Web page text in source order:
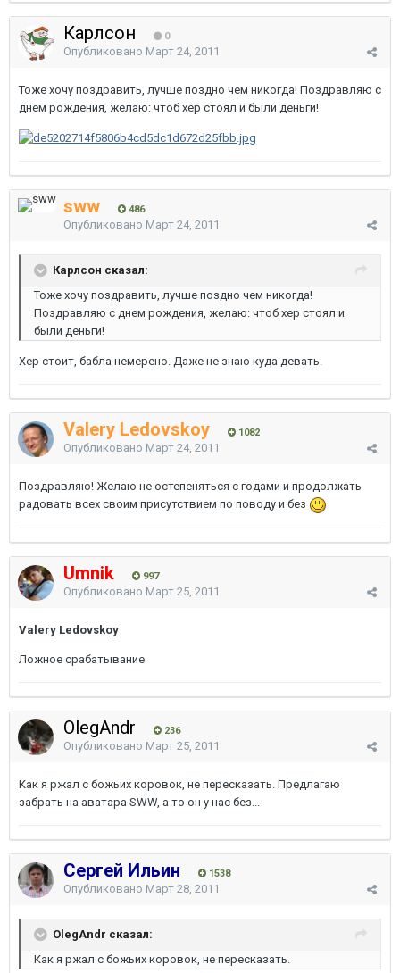
Карлсон 0
Опубликовано Март 24, 2011
Тоже хочу поздравить, лучше поздно чем никогда! Поздравляю с
днем рождения, желаю: чтоб хер стоял и были деньги!
sww 486
Опубликовано Март 24, 2011
Карлсон сказал:
Тоже хочу поздравить, лучше поздно чем никогда!
Поздравляю с днем рождения, желаю: чтоб хер стоял и
были деньги!
Хер стоит, бабла немерено. Даже не знаю куда девать.
Valery Ledovskoy 1082
Опубликовано Март 24, 2011
Поздравляю! Желаю не остепеняться с годами и продолжать
радовать всех своим присутствием по поводу и без
Umnik 997
Опубликовано Март 25, 2011
Valery Ledovskoy
Ложное срабатывание
OlegAndr 236
Опубликовано Март 25, 2011
Как я ржал с божьих коровок, не пересказать. Предлагаю
забрать на аватара SWW, а то он у нас без...
Сергей Ильин 1538
Опубликовано Март 28, 2011
OlegAndr сказал:
Как я ржал с божьих коровок, не пересказать.